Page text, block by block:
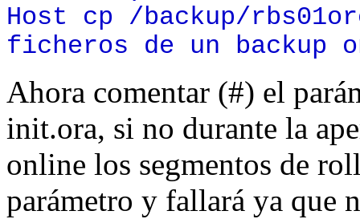
Host cp /backup/
ficheros de un
Ahora comentar (#) el
init.ora, si no durante la
online los segmentos de
parámetro y fallará ya que